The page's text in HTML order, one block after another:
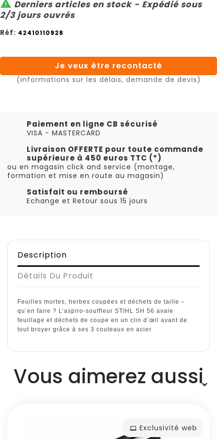
 Derniers articles en stock - Expédié sous
2/3 jours ouvrés
Réf: 42410110928
Je veux être recontacté
(informations sur les délais, demande de devis)
Paiement en ligne CB sécurisé
VISA - MASTERCARD
Livraison OFFERTE pour toute commande
supérieure à 450 euros TTC (*)
ou en magasin click and service (montage,
formation et mise en route au magasin)
Satisfait ou remboursé
Echange et Retour sous 15 jours
Description
Détails Du Produit
Feuilles mortes, herbes coupées et déchets de taille –
qu’en faire ? L’aspiro-souffleur STIHL SH 56 avale
feuillage et déchets de coupe en un clin d’œil avant de
tout broyer grâce à ses 3 couteaux en acier.
Vous aimerez aussi
Exclusivité web